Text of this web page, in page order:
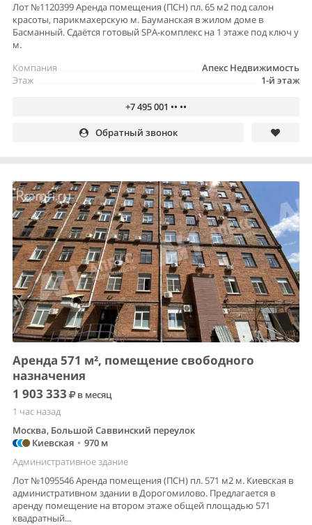
Лот №1120399 Аренда помещения (ПСН) пл. 65 м2 под салон
красоты, парикмахерскую м. Бауманская в жилом доме в
Басманный. Сдаётся готовый SPA-комплекс на 1 этаже под ключ у
м.
Апекс Недвижимость
Компания
1-й этаж
Этаж
+7 495 001 •• ••
Обратный звонок
Аренда 571 м², помещение свободного
назначения
1 903 333
в месяц
1 час назад
Москва, Большой Саввинский переулок
Киевская • 970 м
Административное здание
Лот №1095546 Аренда помещения (ПСН) пл. 571 м2 м. Киевская в
административном здании в Дорогомилово. Предлагается в
аренду помещение на втором этаже общей площадью 571
квадратный...